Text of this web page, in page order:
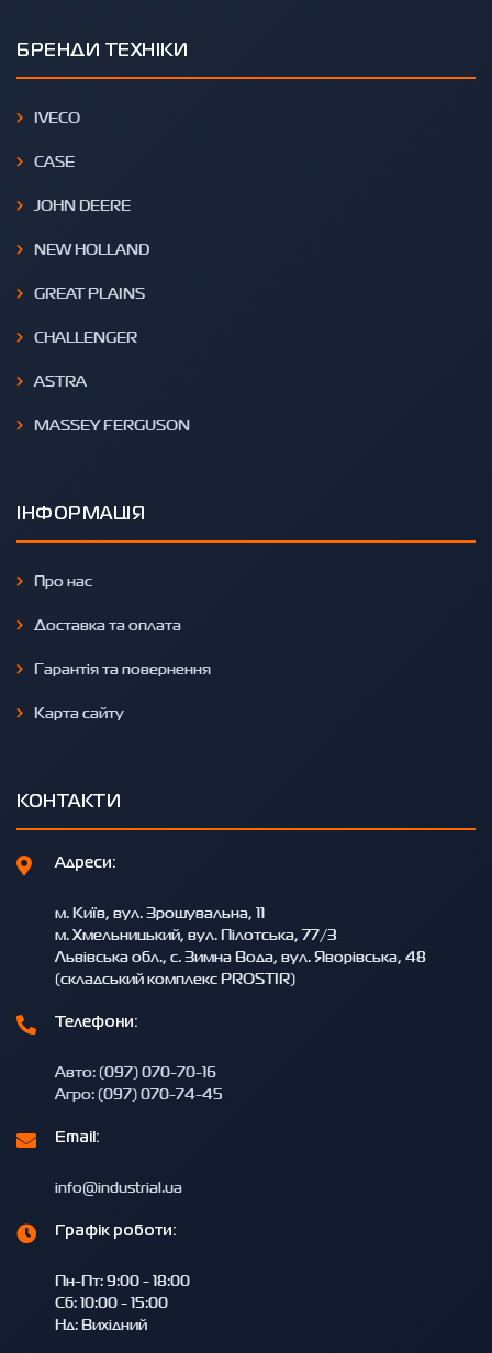
БРЕНДИ ТЕХНІКИ
IVECO
CASE
JOHN DEERE
NEW HOLLAND
GREAT PLAINS
CHALLENGER
ASTRA
MASSEY FERGUSON
ІНФОРМАЦІЯ
Про нас
Доставка та оплата
Гарантія та повернення
Карта сайту
КОНТАКТИ
Адреси:
м. Київ, вул. Зрошувальна, 11
м. Хмельницький, вул. Пілотська, 77/3
Львівська обл., с. Зимна Вода, вул. Яворівська, 48
(складський комплекс PROSTIR)
Телефони:
Авто: (097) 070-70-16
Агро: (097) 070-74-45
Email:
info@industrial.ua
Графік роботи:
Пн-Пт: 9:00 - 18:00
Сб: 10:00 - 15:00
Нд: Вихідний